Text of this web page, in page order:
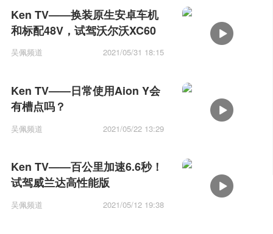
Ken TV——换装原生安卓车机
和标配48V，试驾沃尔沃XC60
吴佩频道 2021/05/31 18:15
Ken TV——日常使用Aion Y会
有槽点吗？
吴佩频道 2021/05/22 13:29
Ken TV——百公里加速6.6秒！
试驾威兰达高性能版
吴佩频道 2021/05/12 19:38